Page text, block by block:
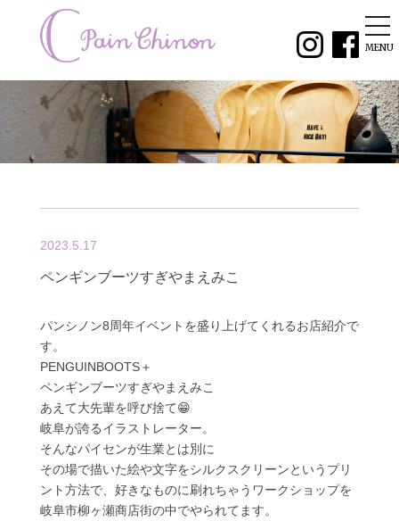
MENU
2023.5.17
ペンギンブーツすぎやまえみこ
パンシノン8周年イベントを盛り上げてくれるお店紹介で
す。
PENGUINBOOTS＋
ペンギンブーツすぎやまえみこ
あえて大先輩を呼び捨て😁
岐阜が誇るイラストレーター。
そんなパイセンが生業とは別に
その場で描いた絵や文字をシルクスクリーンというプリ
ント方法で、好きなものに刷れちゃうワークショップを
岐阜市柳ヶ瀬商店街の中でやられてます。